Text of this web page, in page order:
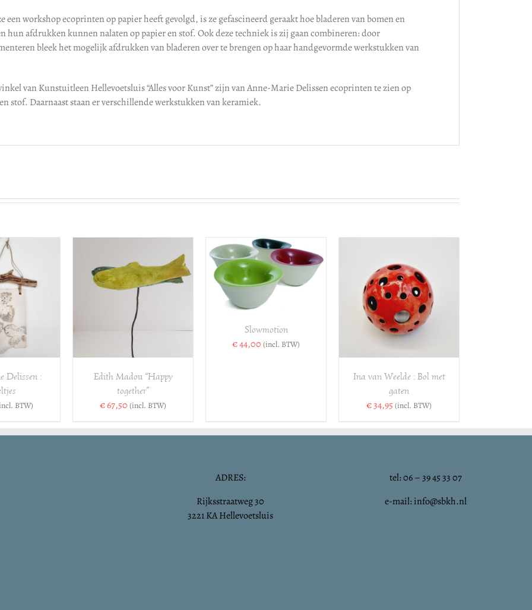
een workshop ecoprinten op papier heeft gevolgd, is ze gefascineerd geraakt hoe bladeren van bomen en
hun afdrukken kunnen nalaten op papier en stof. Ook deze techniek is zij gaan combineren: door
bleek het mogelijk afdrukken van bladeren over te brengen op haar handgevormde werkstukken van
van Kunstuitleen Hellevoetsluis “Alles voor Kunst” zijn van Anne-Marie Delissen ecoprinten te zien op
stof. Daarnaast staan er verschillende werkstukken van keramiek.
Delissen :
BTW)
Edith Madou “Happy
together”
€67,50 (incl. BTW)
OPTIES SELECTEREN
/
DETAILS
Slowmotion
€44,00 (incl. BTW)
TOEVOEGEN AAN
WINKELWAGEN
Ina van Weelde : Bol met
gaten
€34,95 (incl. BTW)
ADRES:
Rijksstraatweg 30
3221 KA Hellevoetsluis
tel: 06 – 39 45 33 07
e-mail: info@sbkh.nl